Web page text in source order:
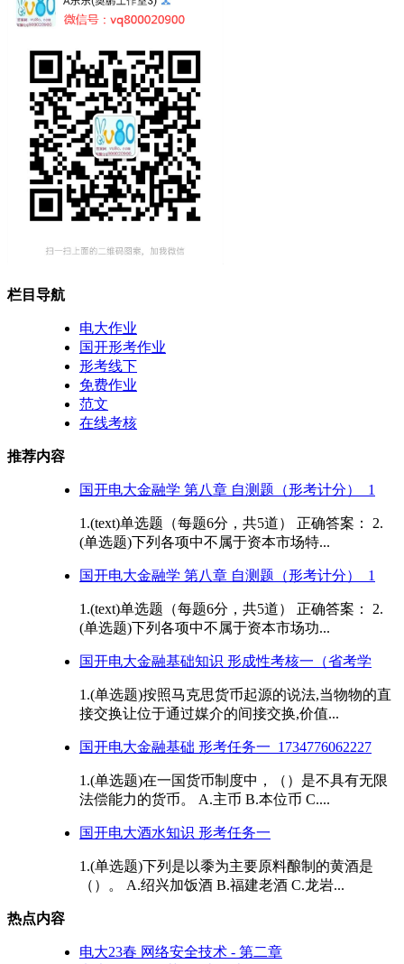
栏目导航
电大作业
国开形考作业
形考线下
免费作业
范文
在线考核
推荐内容
国开电大金融学 第八章 自测题（形考计分）_1
1.(text)单选题（每题6分，共5道） 正确答案： 2.
(单选题)下列各项中不属于资本市场特...
国开电大金融学 第八章 自测题（形考计分）_1
1.(text)单选题（每题6分，共5道） 正确答案： 2.
(单选题)下列各项中不属于资本市场功...
国开电大金融基础知识 形成性考核一（省考学
1.(单选题)按照马克思货币起源的说法,当物物的直
接交换让位于通过媒介的间接交换,价值...
国开电大金融基础 形考任务一_1734776062227
1.(单选题)在一国货币制度中，（）是不具有无限
法偿能力的货币。 A.主币 B.本位币 C....
国开电大酒水知识 形考任务一
1.(单选题)下列是以黍为主要原料酿制的黄酒是
（）。 A.绍兴加饭酒 B.福建老酒 C.龙岩...
热点内容
电大23春 网络安全技术 - 第二章